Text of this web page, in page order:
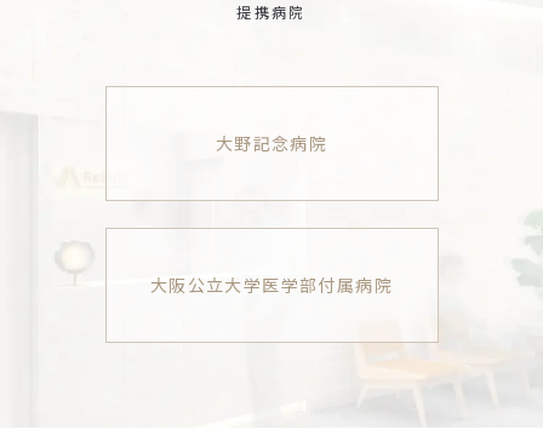
提携病院
大野記念病院
大阪公立大学医学部付属病院